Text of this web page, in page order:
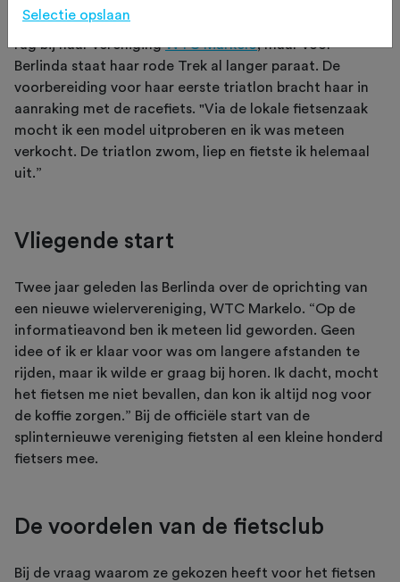
Ze heeft slechts een paar wielerseizoenen achter de
rug bij haar verenigingWTC Markelo, maar voor
Berlinda staat haar rode Trek al langer paraat. De
voorbereiding voor haar eerste triatlon bracht haar in
aanraking met de racefiets. "Via de lokale fietsenzaak
mocht ik een model uitproberen en ik was meteen
verkocht. De triatlon zwom, liep en fietste ik helemaal
uit.”
Vliegende start
Twee jaar geleden las Berlinda over de oprichting van
een nieuwe wielervereniging, WTC Markelo. “Op de
informatieavond ben ik meteen lid geworden. Geen
idee of ik er klaar voor was om langere afstanden te
rijden, maar ik wilde er graag bij horen. Ik dacht, mocht
het fietsen me niet bevallen, dan kon ik altijd nog voor
de koffie zorgen.” Bij de officiële start van de
splinternieuwe vereniging fietsten al een kleine honderd
fietsers mee.
De voordelen van de fietsclub
Bij de vraag waarom ze gekozen heeft voor het fietsen
Selectie opslaan